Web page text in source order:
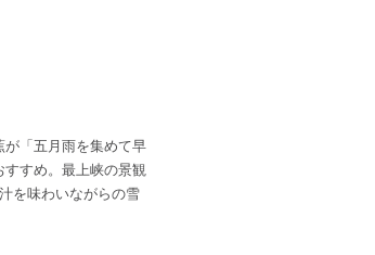
「五月雨を集めて早
すめ。最上峡の景観
を味わいながらの雪